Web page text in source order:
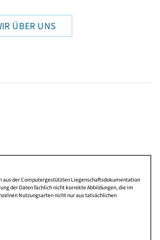
ÜBER UNS
aus der Computergestützten Liegenschaftsdokumentation
der Daten fachlich nicht korrekte Abbildungen, die im
Nutzungsarten nicht nur aus tatsächlichen